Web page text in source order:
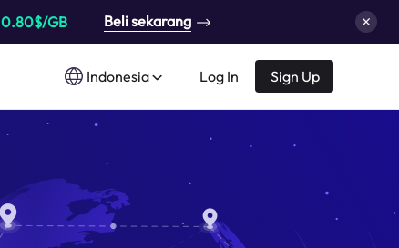
0.80$/GB Beli sekarang
Indonesia Log In Sign Up